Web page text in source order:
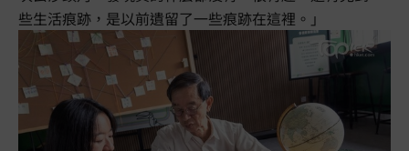
些生活痕跡，是以前遺留了一些痕跡在這裡。」